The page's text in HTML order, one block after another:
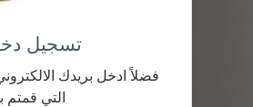
تسجيل
فضلاً ادخل بريدك
التي قمتم